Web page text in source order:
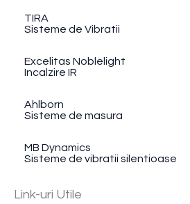
TIRA
Sisteme de Vibratii
Excelitas Noblelight
Incalzire IR
Ahlborn
Sisteme de masura
MB Dynamics
Sisteme de vibratii silentioase
Link-uri Utile